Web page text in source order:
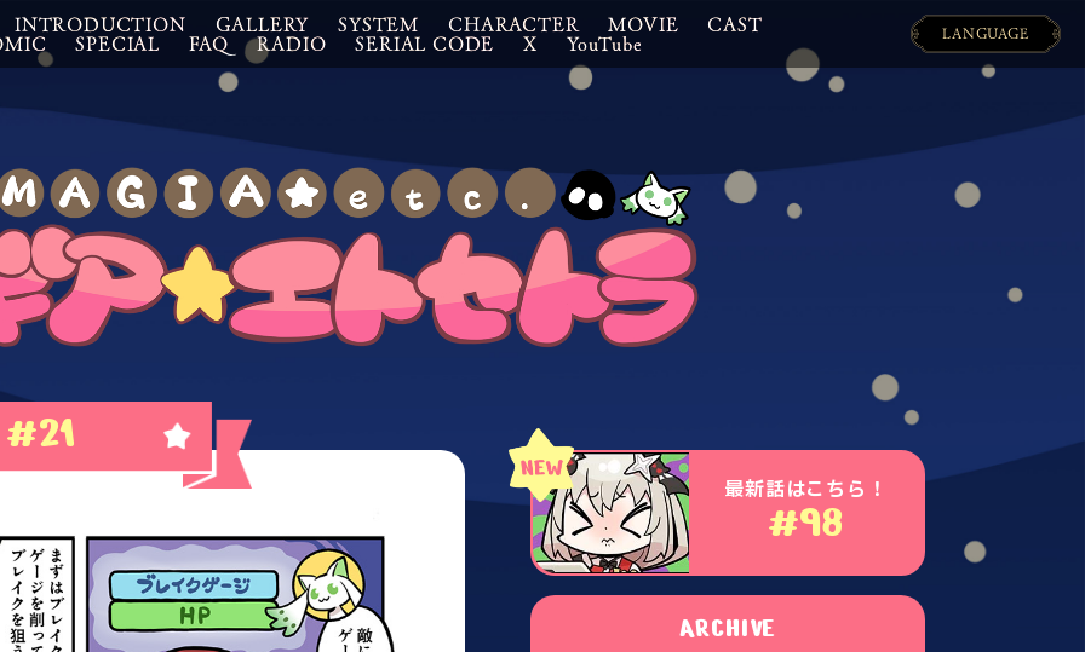
INTRODUCTION GALLERY SYSTEM CHARACTER MOVIE
CAST
SPECIAL FAQ RADIO SERIAL CODE X YouTube
LANGUAGE
日本語
#21
最新話はこちら！
#98
ARCHIVE